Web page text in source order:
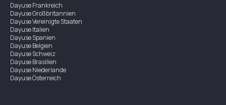
DayuseFrankreich
DayuseGroßbritannien
DayuseVereinigte Staaten
DayuseItalien
DayuseSpanien
DayuseBelgien
DayuseSchweiz
DayuseBrasilien
DayuseNiederlande
DayuseÖsterreich